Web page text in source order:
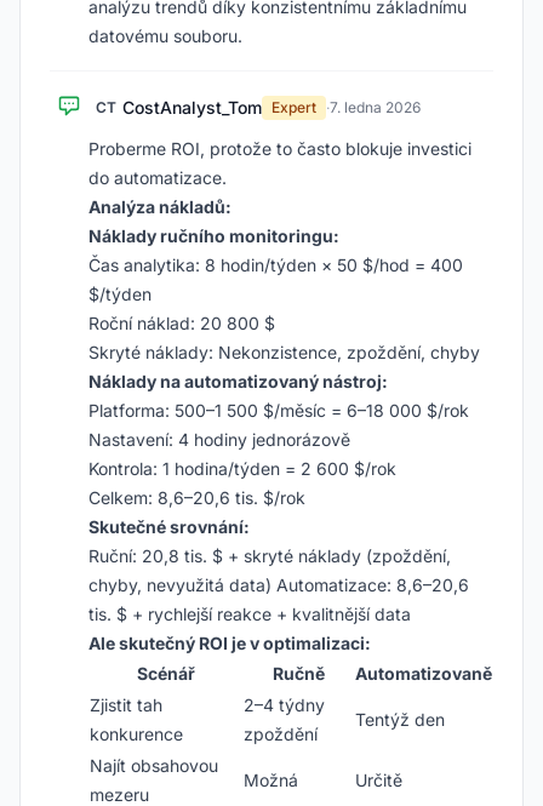
analýzu trendů díky konzistentnímu základnímu
datovému souboru.
CT CostAnalyst_Tom Expert ·7. ledna 2026
Proberme ROI, protože to často blokuje investici
do automatizace.
Analýza nákladů:
Náklady ručního monitoringu:
Čas analytika: 8 hodin/týden × 50 $/hod = 400
$/týden
Roční náklad: 20 800 $
Skryté náklady: Nekonzistence, zpoždění, chyby
Náklady na automatizovaný nástroj:
Platforma: 500–1 500 $/měsíc = 6–18 000 $/rok
Nastavení: 4 hodiny jednorázově
Kontrola: 1 hodina/týden = 2 600 $/rok
Celkem: 8,6–20,6 tis. $/rok
Skutečné srovnání:
Ruční: 20,8 tis. $ + skryté náklady (zpoždění,
chyby, nevyužitá data) Automatizace: 8,6–20,6
tis. $ + rychlejší reakce + kvalitnější data
Ale skutečný ROI je v optimalizaci:
Scénář
Ručně
Automatizovaně
Zjistit tah
konkurence
2–4 týdny
zpoždění
Tentýž den
Najít obsahovou
mezeru
Možná Určitě